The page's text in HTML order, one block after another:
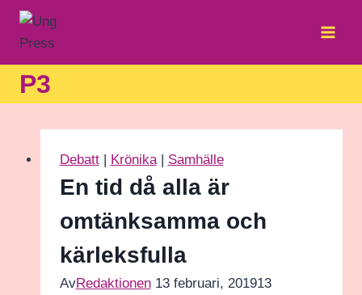
Skip
P3
Debatt| Krönika| Samhälle
En tid då alla är
omtänksamma och
kärleksfulla
AvRedaktionen 13 februari, 201913